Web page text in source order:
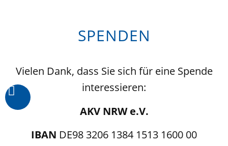
SPENDEN
Vielen Dank, dass Sie sich für eine Spende
interessieren:
AKV NRW e.V.
IBAN DE98 3206 1384 1513 1600 00